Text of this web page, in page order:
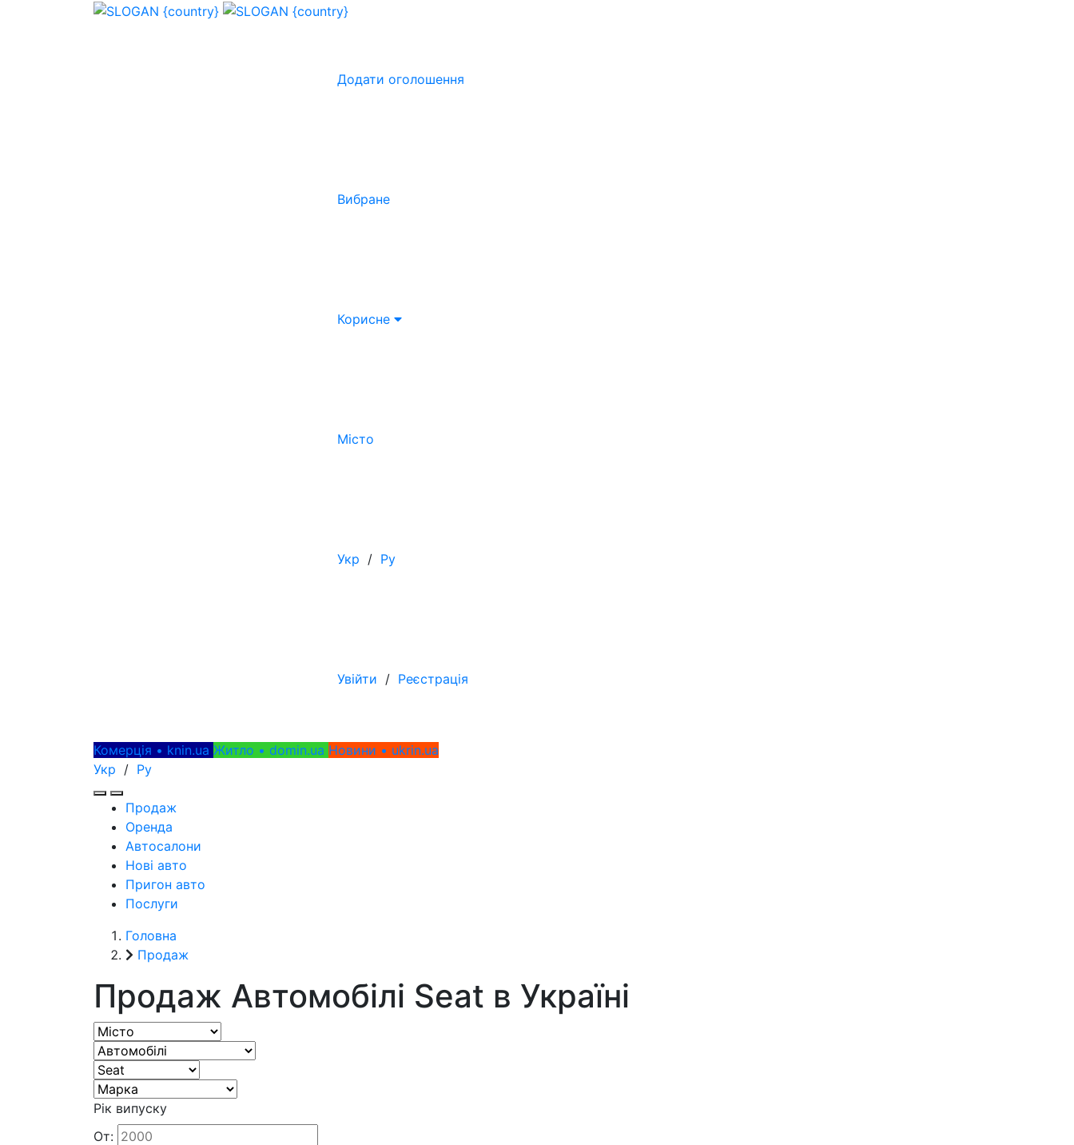
Додати оголошення
Вибране
Корисне
Місто
Укр / Ру
Увійти / Реєстрація
Комерція • knin.ua Житло • domin.ua Новини • ukrin.ua
Укр / Ру
Продаж
Оренда
Автосалони
Нові авто
Пригон авто
Послуги
Головна
Продаж
Продаж Автомобілі Seat в Україні
Рік випуску
От: